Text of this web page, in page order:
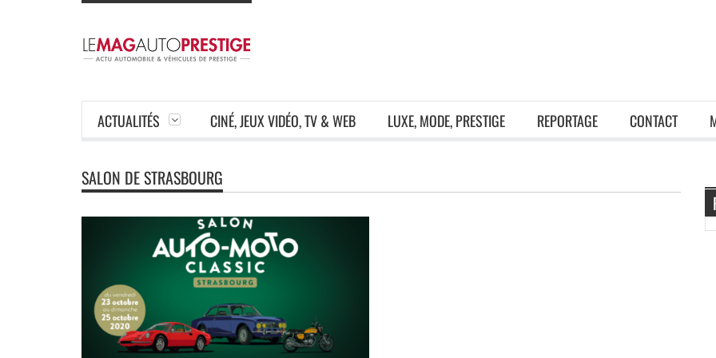
ACTUALITÉS CINÉ, JEUX VIDÉO, TV & WEB LUXE, MODE, PRESTIGE REPORTAGE CONTACT
SALON DE STRASBOURG